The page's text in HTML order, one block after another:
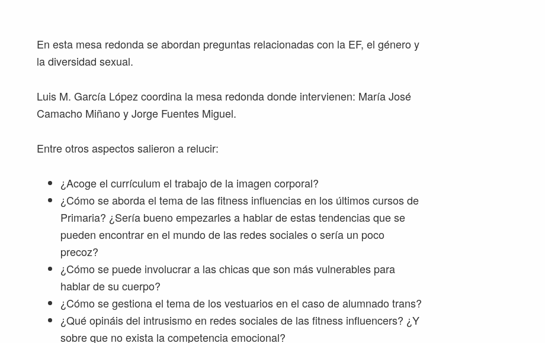
En esta mesa redonda se abordan preguntas relacionadas con la EF, el género y
la diversidad sexual.
Luis M. García López coordina la mesa redonda donde intervienen: María José
Camacho Miñano y Jorge Fuentes Miguel.
Entre otros aspectos salieron a relucir:
¿Acoge el currículum el trabajo de la imagen corporal?
¿Cómo se aborda el tema de las fitness influencias en los últimos cursos de
Primaria? ¿Sería bueno empezarles a hablar de estas tendencias que se
pueden encontrar en el mundo de las redes sociales o sería un poco
precoz?
¿Cómo se puede involucrar a las chicas que son más vulnerables para
hablar de su cuerpo?
¿Cómo se gestiona el tema de los vestuarios en el caso de alumnado trans?
¿Qué opináis del intrusismo en redes sociales de las fitness influencers? ¿Y
sobre que no exista la competencia emocional?